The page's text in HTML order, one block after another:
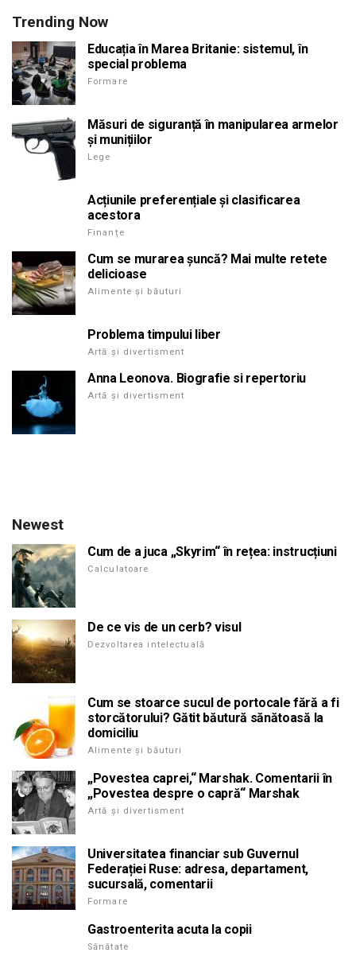
Trending Now
Educația în Marea Britanie: sistemul, în
special problema
Formare
Măsuri de siguranță în manipularea armelor
și munițiilor
Lege
Acțiunile preferențiale și clasificarea
acestora
Finanțe
Cum se murarea șuncă? Mai multe retete
delicioase
Alimente și băuturi
Problema timpului liber
Artă și divertisment
Anna Leonova. Biografie si repertoriu
Artă și divertisment
Newest
Cum de a juca „Skyrim“ în rețea: instrucțiuni
Calculatoare
De ce vis de un cerb? visul
Dezvoltarea intelectuală
Cum se stoarce sucul de portocale fără a fi
storcătorului? Gătit băutură sănătoasă la
domiciliu
Alimente și băuturi
„Povestea caprei,“ Marshak. Comentarii în
„Povestea despre o capră“ Marshak
Artă și divertisment
Universitatea financiar sub Guvernul
Federației Ruse: adresa, departament,
sucursală, comentarii
Formare
Gastroenterita acuta la copii
Sănătate